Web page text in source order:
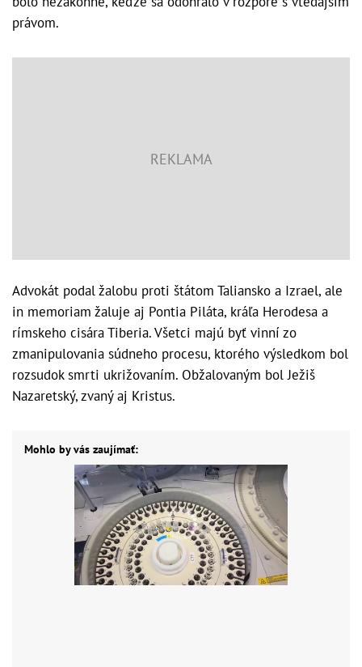
právom.
Advokát podal žalobu proti štátom Taliansko a Izrael, ale
in memoriam žaluje aj Pontia Piláta, kráľa Herodesa a
rímskeho cisára Tiberia. Všetci majú byť vinní zo
zmanipulovania súdneho procesu, ktorého výsledkom bol
rozsudok smrti ukrižovaním. Obžalovaným bol Ježiš
Nazaretský, zvaný aj Kristus.
Mohlo by vás zaujímať: